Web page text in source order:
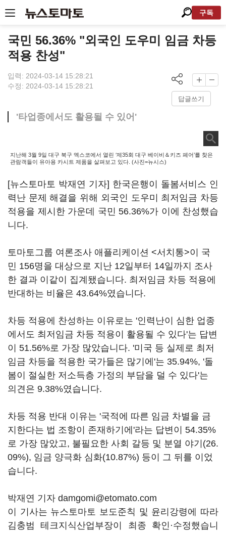
구독
국민 56.36% "외국인 도우미 임금 차등
적용 찬성"
입력: 2024-03-14 15:28:21
수정: 2024-03-14 15:28:21
답글쓰기
'타업종에서도 활용될 수 있어'
지난해 3월 9일 대구 북구 엑스코에서 열린 ‘제35회 대구 베이비＆키즈 페어’를 찾은
관람객들이 유아용 카시트 제품을 살펴보고 있다. (사진=뉴시스)
[뉴스토마토 박재연 기자] 한국은행이 돌봄서비스 인
력난 문제 해결을 위해 외국인 도우미 최저임금 차등
적용을 제시한 가운데 국민 56.36%가 이에 찬성했습
니다.
토마토그룹 여론조사 애플리케이션 <서치통>이 국
민 156명을 대상으로 지난 12일부터 14일까지 조사
한 결과 이같이 집계됐습니다. 최저임금 차등 적용에
반대하는 비율은 43.64%였습니다.
차등 적용에 찬성하는 이유로는 '인력난이 심한 업종
에서도 최저임금 차등 적용이 활용될 수 있다'는 답변
이 51.56%로 가장 많았습니다. '미국 등 실제로 최저
임금 차등을 적용한 국가들은 많기에'는 35.94%, '돌
봄이 절실한 저소득층 가정의 부담을 덜 수 있다'는
의견은 9.38%였습니다.
차등 적용 반대 이유는 '국적에 따른 임금 차별을 금
지한다는 법 조항이 존재하기에'라는 답변이 54.35%
로 가장 많았고, 불필요한 사회 갈등 및 분열 야기(26.
09%), 임금 양극화 심화(10.87%) 등이 그 뒤를 이었
습니다.
박재연 기자 damgomi@etomato.com
이 기사는 뉴스토마토 보도준칙 및 윤리강령에 따라
김충범 테크지식산업부장이 최종 확인·수정했습니